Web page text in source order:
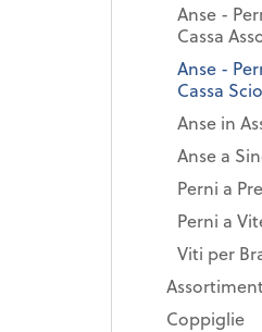
Anse -
Cassa
Anse -
Cassa
Anse in
Anse a
Perni a
Perni a
Viti per
Coppiglie